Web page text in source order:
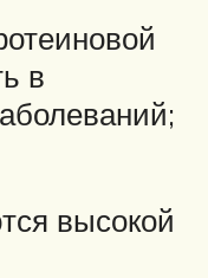
в
высокой